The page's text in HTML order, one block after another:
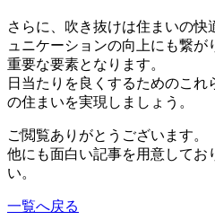
さらに、吹き抜けは住まいの快
ュニケーションの向上にも繋
重要な要素となります。
日当たりを良くするためのこ
の住まいを実現しましょう。
ご閲覧ありがとうございます。
他にも面白い記事を用意してお
い。
一覧へ戻る